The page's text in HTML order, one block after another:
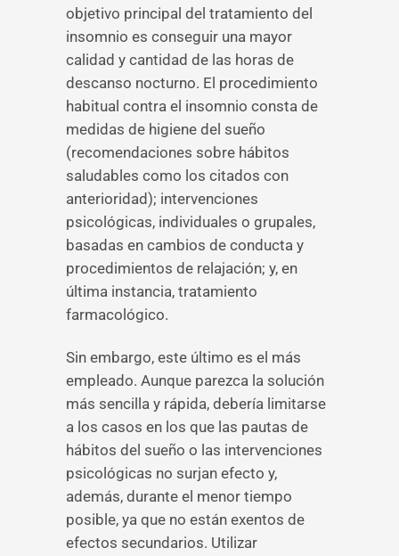
objetivo principal del tratamiento del
insomnio es conseguir una mayor
calidad y cantidad de las horas de
descanso nocturno. El procedimiento
habitual contra el insomnio consta de
medidas de higiene del sueño
(recomendaciones sobre hábitos
saludables como los citados con
anterioridad); intervenciones
psicológicas, individuales o grupales,
basadas en cambios de conducta y
procedimientos de relajación; y, en
última instancia, tratamiento
farmacológico.
Sin embargo, este último es el más
empleado. Aunque parezca la solución
más sencilla y rápida, debería limitarse
a los casos en los que las pautas de
hábitos del sueño o las intervenciones
psicológicas no surjan efecto y,
además, durante el menor tiempo
posible, ya que no están exentos de
efectos secundarios. Utilizar